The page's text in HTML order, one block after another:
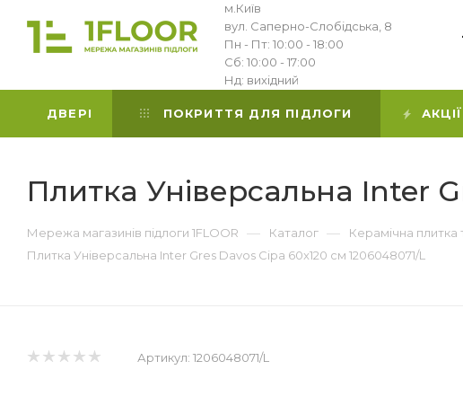
м.Київ
вул. Саперно-Слобідська, 8
Пн - Пт: 10:00 - 18:00
Сб: 10:00 - 17:00
Нд: вихідний
ДВЕРІ ПОКРИТТЯ ДЛЯ ПІДЛОГИ АКЦІЇ
Плитка Універсальна Inter
Мережа магазинів підлоги 1FLOOR — Каталог — Керамічна плитка
Плитка Універсальна Inter Gres Davos Сіра 60x120 см 1206048071/L
Артикул: 1206048071/L